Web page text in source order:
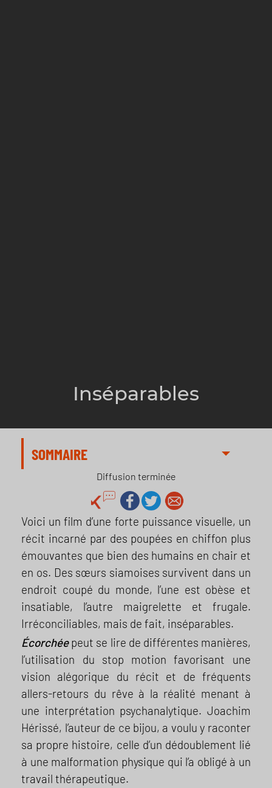
Inséparables
SOMMAIRE
Diffusion terminée
Voici un film d’une forte puissance visuelle, un
récit incarné par des poupées en chiffon plus
émouvantes que bien des humains en chair et
en os. Des sœurs siamoises survivent dans un
endroit coupé du monde, l’une est obèse et
insatiable, l’autre maigrelette et frugale.
Irréconciliables, mais de fait, inséparables.
Écorchéepeut se lire de différentes manières,
l’utilisation du stop motion favorisant une
vision alégorique du récit et de fréquents
allers-retours du rêve à la réalité menant à
une interprétation psychanalytique. Joachim
Hérissé, l’auteur de ce bijou, a voulu y raconter
sa propre histoire, celle d’un dédoublement lié
à une malformation physique qui l’a obligé à un
travail thérapeutique.